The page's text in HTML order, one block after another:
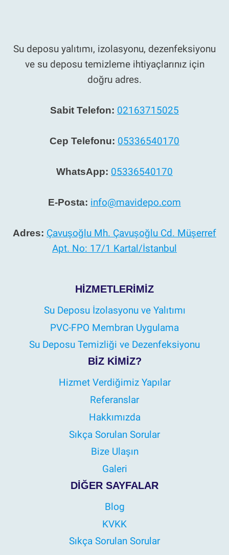
Su deposu yalıtımı, izolasyonu, dezenfeksiyonu
ve su deposu temizleme ihtiyaçlarınız için
doğru adres.
Sabit Telefon: 02163715025
Cep Telefonu: 05336540170
WhatsApp: 05336540170
E-Posta: info@mavidepo.com
Adres: Çavuşoğlu Mh. Çavuşoğlu Cd. Müşerref
Apt. No: 17/1 Kartal/İstanbul
HIZMETLERIMIZ
Su Deposu İzolasyonu ve Yalıtımı
PVC-FPO Membran Uygulama
Su Deposu Temizliği ve Dezenfeksiyonu
BIZ KIMIZ?
Hizmet Verdiğimiz Yapılar
Referanslar
Hakkımızda
Sıkça Sorulan Sorular
Bize Ulaşın
Galeri
DIĞER SAYFALAR
Blog
KVKK
Sıkça Sorulan Sorular